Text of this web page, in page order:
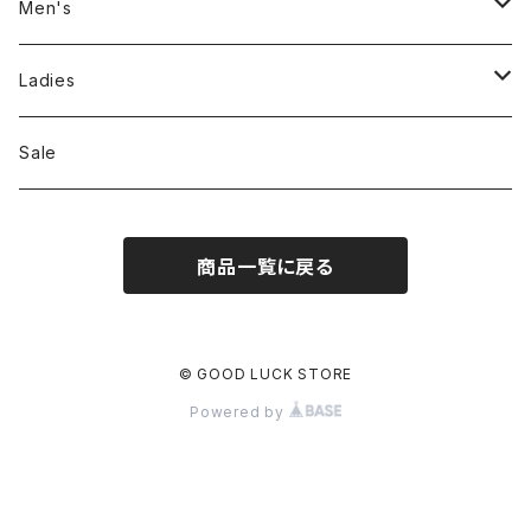
Men's
Jackson Matisse
ILL180°
Ladies
Unfil
Sale
商品一覧に戻る
© GOOD LUCK STORE
Powered by